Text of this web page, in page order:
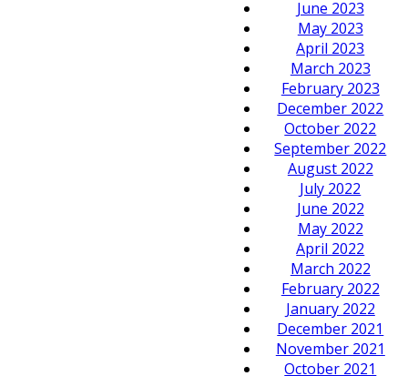
June 2023
May 2023
April 2023
March 2023
February 2023
December 2022
October 2022
September 2022
August 2022
July 2022
June 2022
May 2022
April 2022
March 2022
February 2022
January 2022
December 2021
November 2021
October 2021